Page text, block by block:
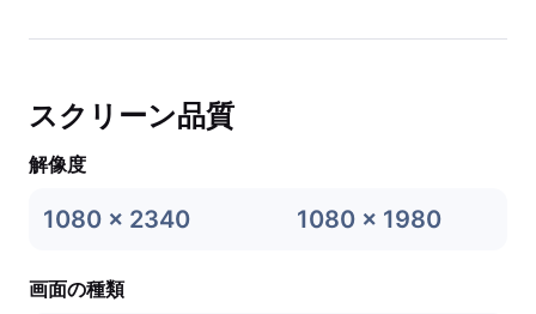
スクリーン品質
解像度
1080 x 2340 1080 x 1980
画面の種類